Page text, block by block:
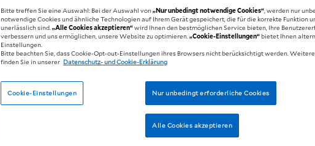
300 kcal 2 Varianten
Trinknahrung mit tollem
von 1 bis 12 Jahren
Kindern mit bestehender
erhöhtem Energiebedarf.
Ihre Vorteile auf einen Blick
2 leckere
Hochkalorisch: 300
Bitte treffen Sie eine Auswahl: Bei der Auswahl von„Nur unbedingt notwendige Cookies“, werden nur
notwendige Cookies und ähnliche Technologien auf Ihrem Gerät gespeichert, die für die korrekte Funktion
unerlässlich sind.„Alle Cookies akzeptieren“wird Ihnen den bestmöglichen Service bieten, Ihre
verbessern und uns ermöglichen, unsere Website zu optimieren.„Cookie-Einstellungen“bietet Ihnen
Einstellungen.
Bitte beachten Sie, dass Cookie-Opt-out-Einstellungen ihres Browsers nicht berücksichtigt werden.
finden Sie in unserer Datenschutz- und Cookie-Erklärung
Cookie-Einstellungen Nur unbedingt erforderliche Cookies
Alle Cookies akzeptieren